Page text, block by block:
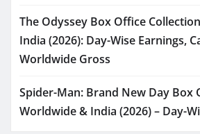
The Odyssey Box Office
India (2026): Day-Wise Earnings,
Worldwide Gross
Spider-Man: Brand New Day Box
Worldwide & India (2026) – Day-